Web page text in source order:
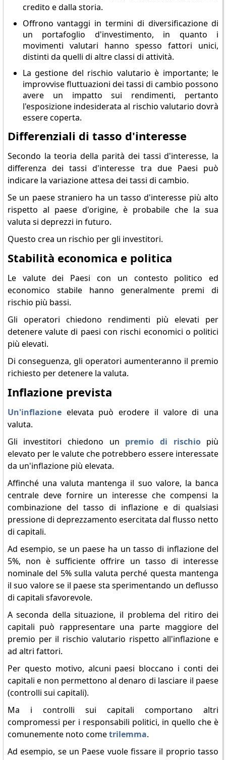
credito e dalla storia.
Offrono vantaggi in termini di diversificazione di
un portafoglio d'investimento, in quanto i
movimenti valutari hanno spesso fattori unici,
distinti da quelli di altre classi di attività.
La gestione del rischio valutario è importante; le
improvvise fluttuazioni dei tassi di cambio possono
avere un impatto sui rendimenti, pertanto
l'esposizione indesiderata al rischio valutario dovrà
essere coperta.
Differenziali di tasso d'interesse
Secondo la teoria della parità dei tassi d'interesse, la
differenza dei tassi d'interesse tra due Paesi può
indicare la variazione attesa dei tassi di cambio.
Se un paese straniero ha un tasso d'interesse più alto
rispetto al paese d'origine, è probabile che la sua
valuta si deprezzi in futuro.
Questo crea un rischio per gli investitori.
Stabilità economica e politica
Le valute dei Paesi con un contesto politico ed
economico stabile hanno generalmente premi di
rischio più bassi.
Gli operatori chiedono rendimenti più elevati per
detenere valute di paesi con rischi economici o politici
più elevati.
Di conseguenza, gli operatori aumenteranno il premio
richiesto per detenere la valuta.
Inflazione prevista
Un'inflazioneelevata può erodere il valore di una
valuta.
Gli investitori chiedono un premio di rischiopiù
elevato per le valute che potrebbero essere interessate
da un'inflazione più elevata.
Affinché una valuta mantenga il suo valore, la banca
centrale deve fornire un interesse che compensi la
combinazione del tasso di inflazione e di qualsiasi
pressione di deprezzamento esercitata dal flusso netto
di capitali.
Ad esempio, se un paese ha un tasso di inflazione del
5%, non è sufficiente offrire un tasso di interesse
nominale del 5% sulla valuta perché questa mantenga
il suo valore se il paese sta sperimentando un deflusso
di capitali sfavorevole.
A seconda della situazione, il problema del ritiro dei
capitali può rappresentare una parte maggiore del
premio per il rischio valutario rispetto all'inflazione e
ad altri fattori.
Per questo motivo, alcuni paesi bloccano i conti dei
capitali e non permettono al denaro di lasciare il paese
(controlli sui capitali).
Ma i controlli sui capitali comportano altri
compromessi per i responsabili politici, in quello che è
comunemente noto cometrilemma.
Ad esempio, se un Paese vuole fissare il proprio tasso